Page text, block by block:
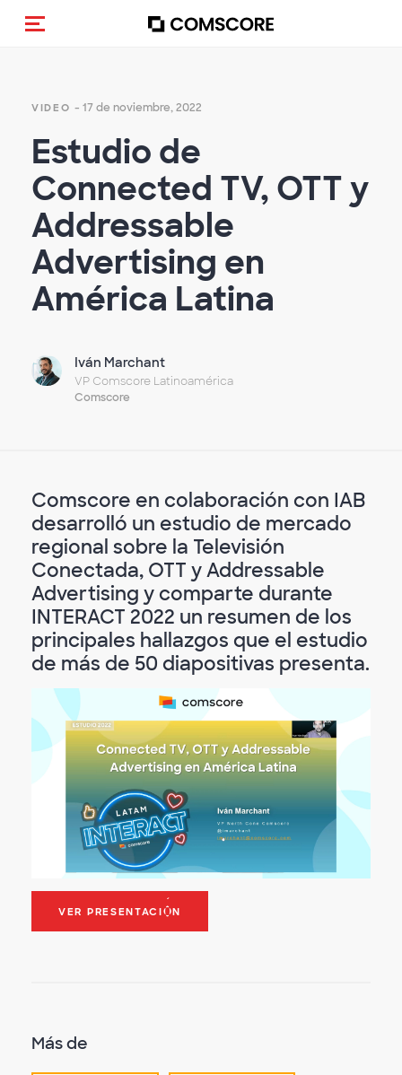
Activar navegación
VIDEO - 17 de noviembre, 2022
Estudio de
Connected TV, OTT y
Addressable
Advertising en
América Latina
Iván Marchant
VP Comscore Latinoamérica
Comscore
Comscore en colaboración con IAB
desarrolló un estudio de mercado
regional sobre la Televisión
Conectada, OTT y Addressable
Advertising y comparte durante
INTERACT 2022 un resumen de los
principales hallazgos que el estudio
de más de 50 diapositivas presenta.
VER PRESENTACIÓN
Más de